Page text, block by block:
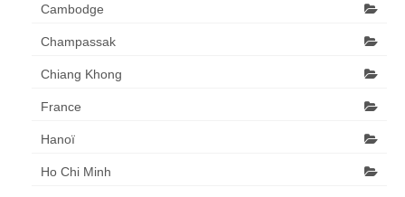
Cambodge
Champassak
Chiang Khong
France
Hanoï
Ho Chi Minh